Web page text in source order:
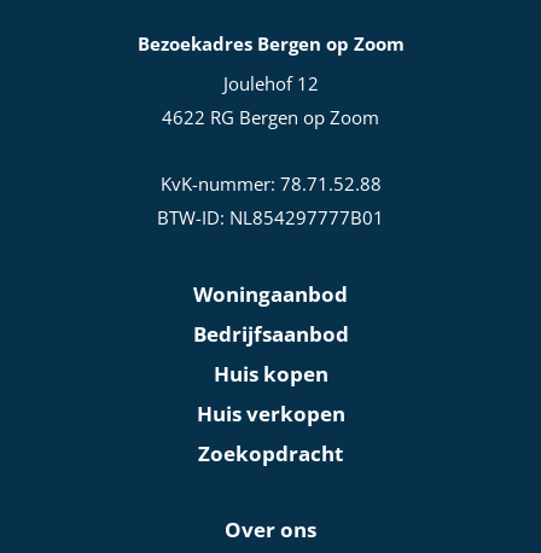
Bezoekadres Bergen op Zoom
Joulehof 12
4622 RG Bergen op Zoom
KvK-nummer: 78.71.52.88
BTW-ID: NL854297777B01
Woningaanbod
Bedrijfsaanbod
Huis kopen
Huis verkopen
Zoekopdracht
Over ons